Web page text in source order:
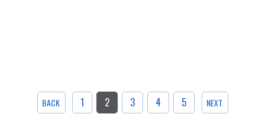
BACK 1 2 3 4 5 NEXT